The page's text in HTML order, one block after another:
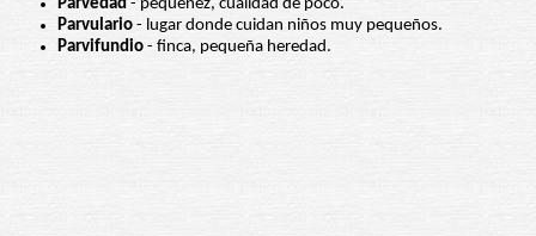
Parvedad - pequeñez, cualidad de poco.
Parvulario - lugar donde cuidan niños muy pequeños.
Parvifundio - finca, pequeña heredad.